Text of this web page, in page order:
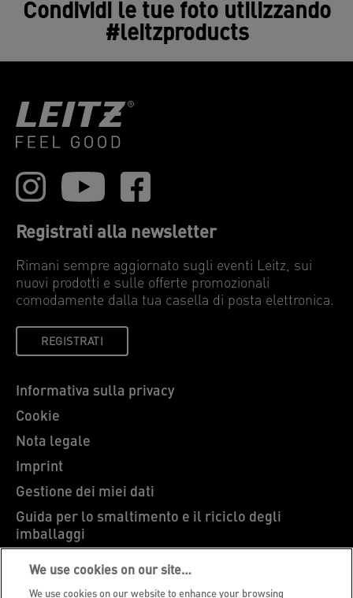
Condividi le tue foto utilizzando
#leitzproducts
Registrati alla newsletter
Rimani sempre aggiornato sugli eventi Leitz, sui
nuovi prodotti e sulle offerte promozionali
comodamente dalla tua casella di posta elettronica.
REGISTRATI
Informativa sulla privacy
Cookie
Nota legale
Imprint
Gestione dei miei dati
Guida per lo smaltimento e il riciclo degli
imballaggi
Blog Leitz
Carriere
We use cookies on our site…
We use cookies on our website to enhance your browsing